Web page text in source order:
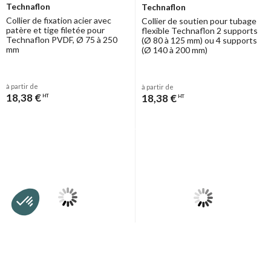
Technaflon
Collier de fixation acier avec
patère et tige filetée pour
Technaflon PVDF, Ø 75 à 250
mm
à partir de
18,38 € HT
Technaflon
Collier de soutien pour tubage
flexible Technaflon 2 supports
(Ø 80 à 125 mm) ou 4 supports
(Ø 140 à 200 mm)
à partir de
18,38 € HT